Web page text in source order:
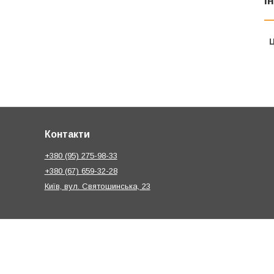
Контакти
+380 (95) 275-98-33
+380 (67) 659-32-28
Київ, вул. Святошинська, 23